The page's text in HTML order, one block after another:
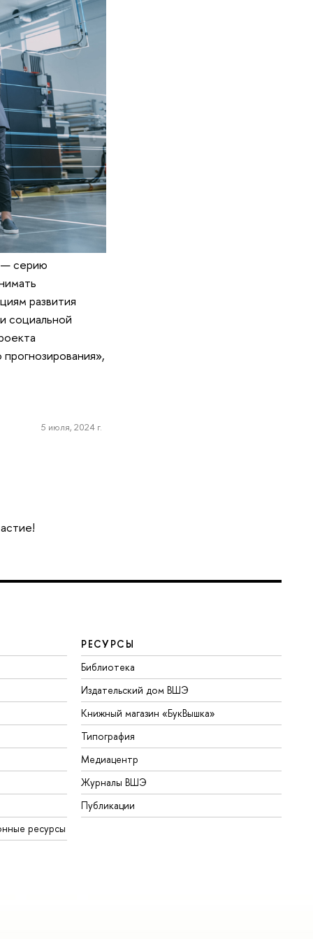
— серию
развития
социальной
5 июля, 2024 г.
ресурсы
РЕСУРСЫ
Библиотека
Издательский дом ВШЭ
Книжный магазин «БукВышка»
Типография
Медиацентр
Журналы ВШЭ
Публикации